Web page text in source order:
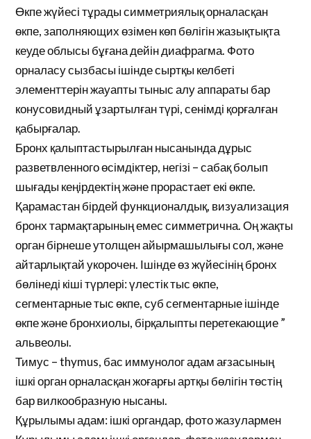
Өкпе жүйесі тұрады симметриялық орналасқан
өкпе, заполняющих өзімен көп бөлігін жазықтықта
кеуде облысы бұғана дейін диафрагма. Фото
орналасу сызбасы ішінде сыртқы келбеті
элементтерін жауапты тыныс алу аппараты бар
конусовидный ұзартылған түрі, сенімді қорғалған
қабырғалар.
Бронх қалыптастырылған нысанында дұрыс
разветвленного өсімдіктер, негізі – сабақ болып
шығады кеңірдектің және прорастает екі өкпе.
Қарамастан бірдей функционалдық, визуализация
бронх тармақтарының емес симметрична. Оң жақты
орган бірнеше утолщен айырмашылығы сол, және
айтарлықтай укорочен. Ішінде өз жүйесінің бронх
бөлінеді кіші түрлері: үлестік тыс өкпе,
сегментарные тыс өкпе, суб сегментарные ішінде
өкпе және бронхиолы, бірқалыпты перетекающие ”
альвеолы.
Тимус – thymus, бас иммунолог адам ағзасының
ішкі орган орналасқан жоғарғы артқы бөлігін төстің
бар вилкообразную нысаны.
Құрылымы адам: ішкі органдар, фото жазулармен